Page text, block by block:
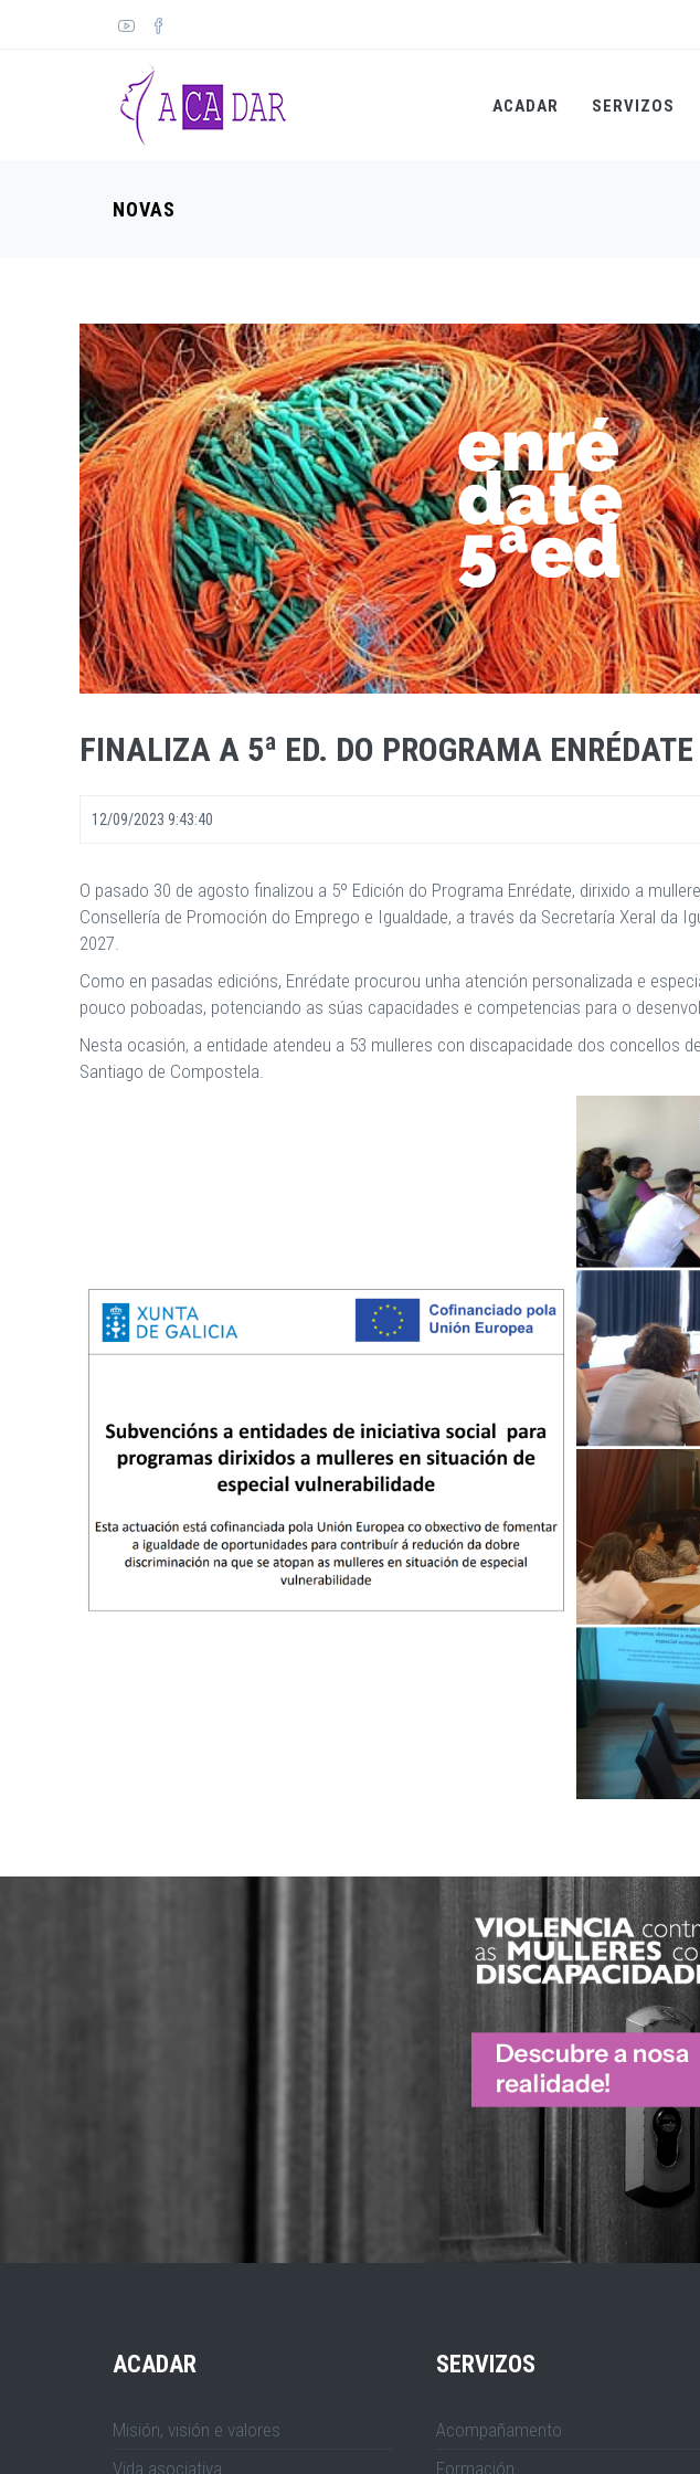
ACADAR SERVIZOS
NOVAS
FINALIZA A 5ª ED. DO PROGRAMA ENRÉDATE
12/09/2023 9:43:40
O pasado 30 de agosto finalizou a 5º Edición do Programa Enrédate, dirixido a
Consellería de Promoción do Emprego e Igualdade, a través da Secretaría Xeral da
2027.
Como en pasadas edicións, Enrédate procurou unha atención personalizada e
pouco poboadas, potenciando as súas capacidades e competencias para o
Nesta ocasión, a entidade atendeu a 53 mulleres con discapacidade dos concellos
Santiago de Compostela.
ACADAR
Misión, visión e valores
Vida asociativa
SERVIZOS
Acompañamento
Formación